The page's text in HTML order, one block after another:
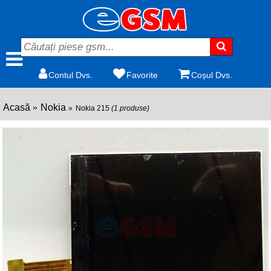
Contul Dvs. Favorite Coșul Dvs.
Acasă Nokia Nokia 215 (1 produse)